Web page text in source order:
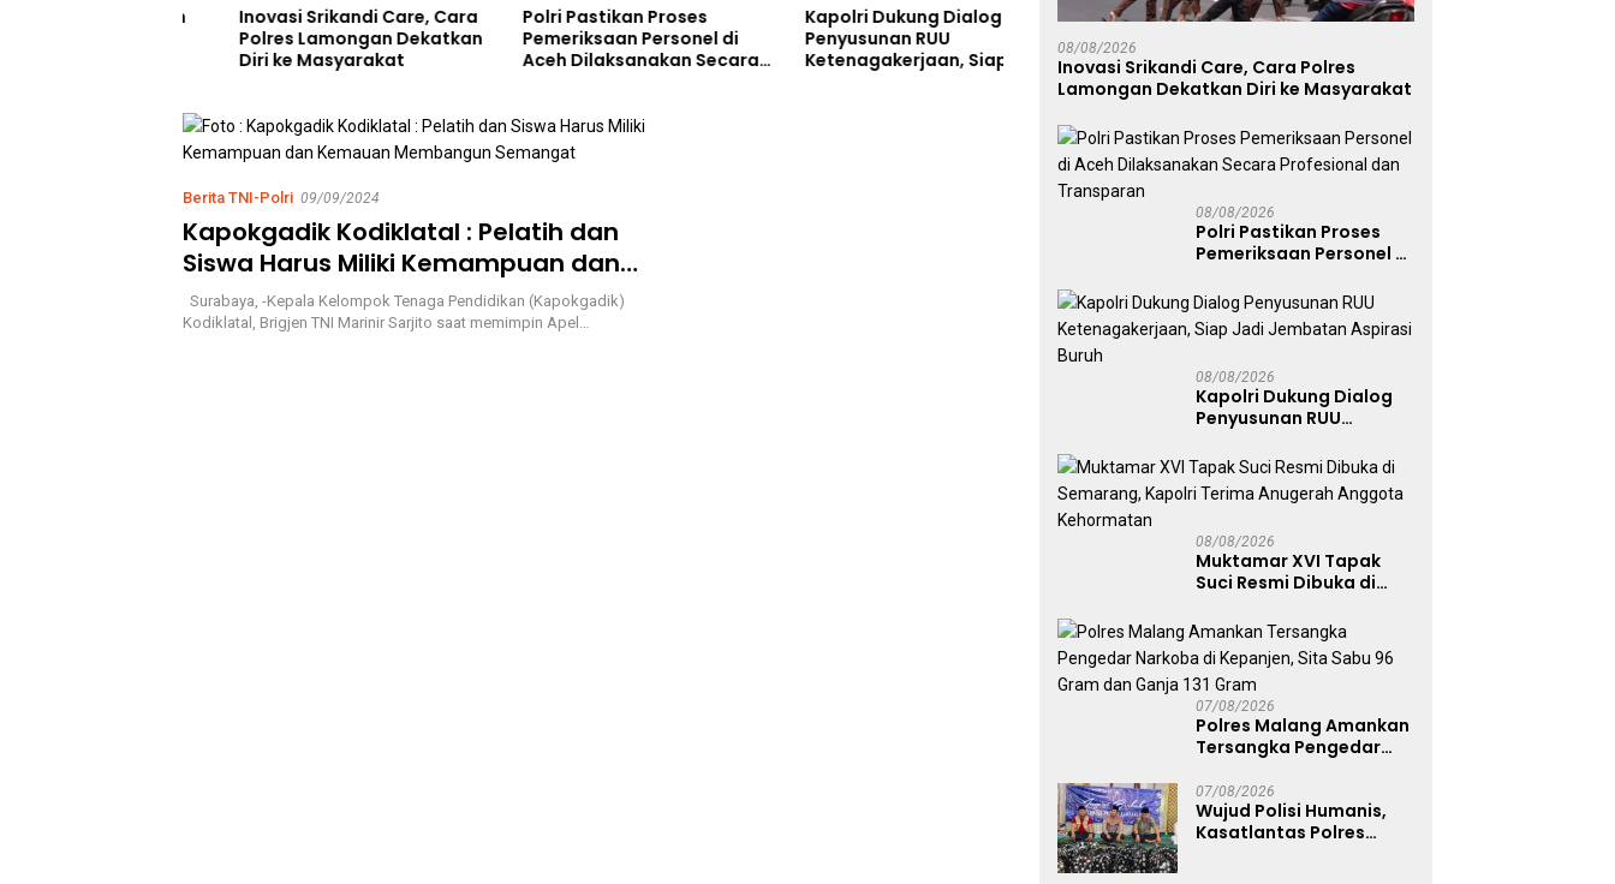
Inovasi Srikandi Care, Cara
Polres Lamongan Dekatkan
Diri ke Masyarakat
Polri Pastikan Proses
Pemeriksaan Personel di
Aceh Dilaksanakan Secara
Kapolri Dukung Dialog
Penyusunan RUU
Ketenagakerjaan, Siap Jadi
Muktamar XVI Tapak Suci
Resmi Dibuka di Semarang,
Kapolri Terima Anugerah
Anggota Kehormatan
Hari Ketiga Pencarian, Tim
Temukan Korban
Tenggelam di Sungai Maro
Berita TNI-Polri 09/09/2024
Kapokgadik Kodiklatal : Pelatih dan
Siswa Harus Miliki Kemampuan dan
Kemauan Membangun Semangat
Surabaya, -Kepala Kelompok Tenaga Pendidikan (Kapokgadik)
Kodiklatal, Brigjen TNI Marinir Sarjito saat memimpin Apel…
08/08/2026
Inovasi Srikandi Care, Cara Polres
Lamongan Dekatkan Diri ke Masyarakat
08/08/2026
Polri Pastikan Proses
Pemeriksaan Personel di
Secara Profesional dan
Transparan
08/08/2026
Kapolri Dukung Dialog
Penyusunan RUU
Jadi Jembatan Aspirasi
Buruh
08/08/2026
Muktamar XVI Tapak
Suci Resmi Dibuka di
Terima Anugerah
Anggota Kehormatan
07/08/2026
Polres Malang Amankan
Tersangka Pengedar
Sita Sabu 96 Gram dan
Ganja 131 Gram
07/08/2026
Wujud Polisi Humanis,
Kasatlantas Polres